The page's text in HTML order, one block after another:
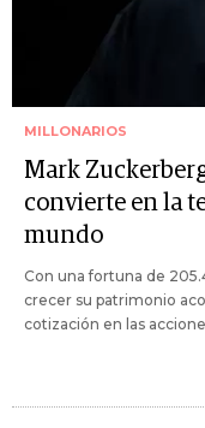
MILLONARIOS
Mark
convierte en la
mundo
Con una fortuna de
crecer su patrimonio
cotización en las